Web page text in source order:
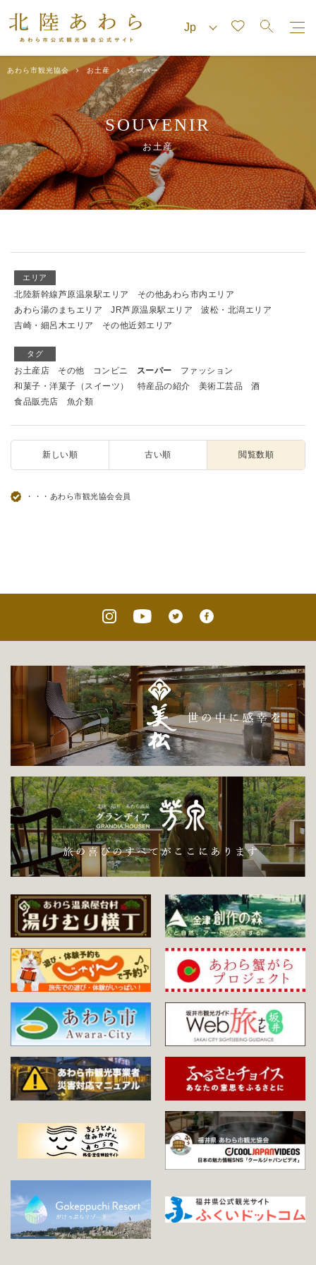
あわら市観光協会 お土産 スーパー
SOUVENIR
お土産
エリア
北陸新幹線芦原温泉駅エリア
その他あわら市内エリア
あわら湯のまちエリア
JR芦原温泉駅エリア
波松・北潟エリア
吉崎・細呂木エリア
その他近郊エリア
タグ
お土産店 その他 コンビニ スーパー
ファッション
和菓子・洋菓子（スイーツ）
特産品の紹介 美術工芸品
酒
食品販売店
魚介類
新しい順 古い順 閲覧数順
・・・あわら市観光協会会員